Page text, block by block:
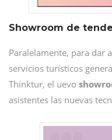
Showroom de
Paralelamente, para dar
servicios turísticos
Thinktur, el uevo
asistentes las nuevas